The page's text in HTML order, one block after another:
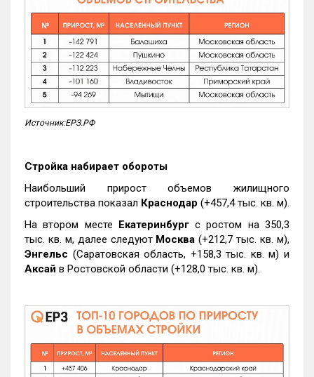
Источник:ЕРЗ.РФ
Стройка набирает обороты
Наибольший прирост объемов жилищного
строительства показал Краснодар (+457,4 тыс. кв. м).
На втором месте Екатеринбургс ростом на 350,3
тыс. кв. м, далее следуют Москва (+212,7 тыс. кв. м),
Энгельс (Саратовская область, +158,3 тыс. кв. м) и
Аксай в Ростовской области (+128,0 тыс. кв. м).